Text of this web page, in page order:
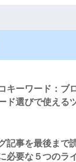
キーワード：ブ
ド選びで使える
記事を最後まで
必要な５つのラ